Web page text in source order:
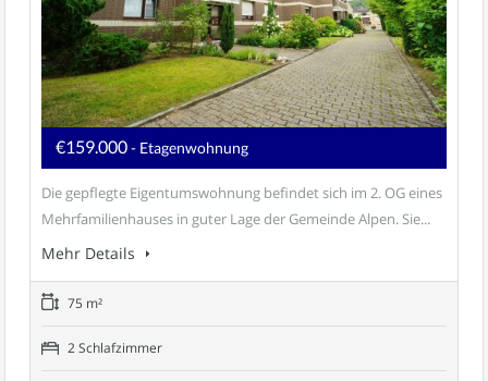
€159.000- Etagenwohnung
Die gepflegte Eigentumswohnung befindet sich im 2. OG eines
Mehrfamilienhauses in guter Lage der Gemeinde Alpen. Sie...
Mehr Details
75 m²
2 Schlafzimmer